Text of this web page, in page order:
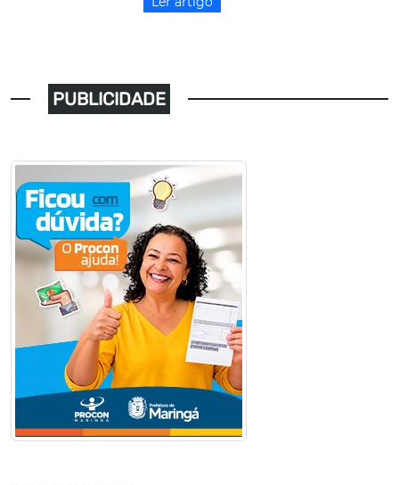
PUBLICIDADE